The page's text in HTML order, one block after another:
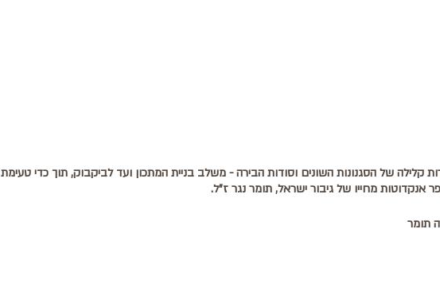
קלילה של הסגנונות השונים וסודות הבירה - משלב בניית המתכון ועד לביקבוק, תוך כדי טעימת
אנקדוטות מחייו של גיבור ישראל, תומר נגר ז"ל.
תומר